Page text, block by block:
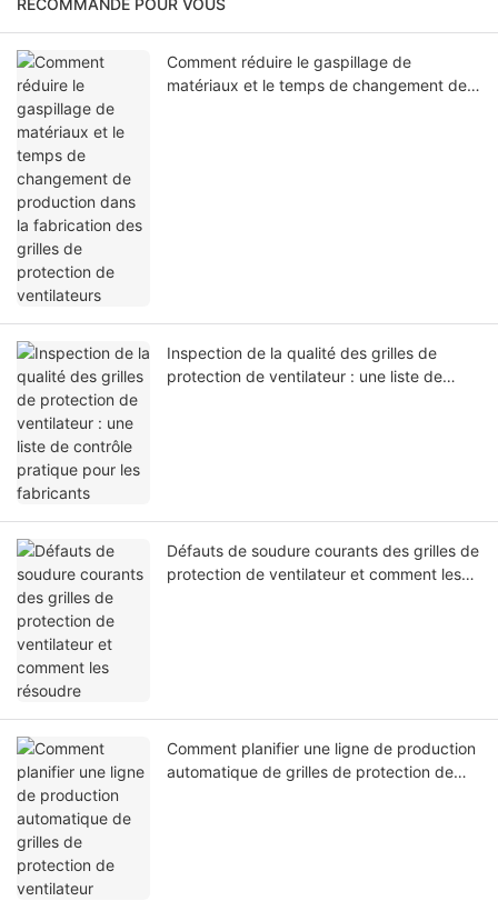
RECOMMANDÉ POUR VOUS
Comment réduire le gaspillage de
matériaux et le temps de changement de
Inspection de la qualité des grilles de
protection de ventilateur : une liste de
Défauts de soudure courants des grilles de
protection de ventilateur et comment les
Comment planifier une ligne de production
automatique de grilles de protection de